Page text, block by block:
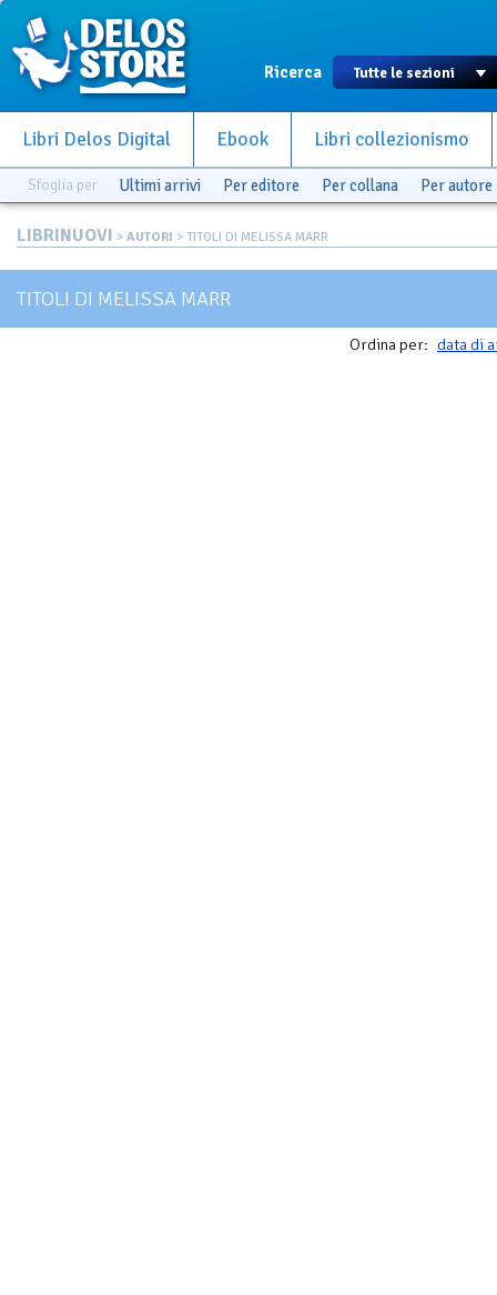
Ricerca
Libri Delos Digital Ebook Libri collezionismo
Sfoglia per Ultimi arrivi Per editore Per collana Per autore
LIBRINUOVI > AUTORI > TITOLI DI MELISSA MARR
TITOLI DI MELISSA MARR
Ordina per: data di